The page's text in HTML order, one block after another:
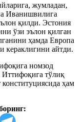
жумладан,
Иванишвилига
қилди. Эстония
ўзи эълон қилган
ҳамда Европа
айтди.
номзод
тўлиқ
ҳам